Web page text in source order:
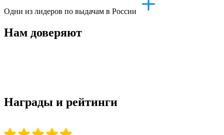
Одни из лидеров по выдачам в России
Нам доверяют
Награды и рейтинги